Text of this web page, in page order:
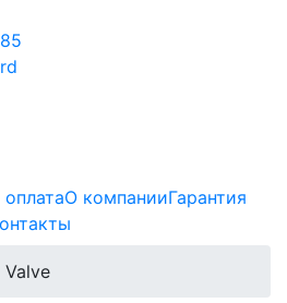
О компанииГарантия
Valve